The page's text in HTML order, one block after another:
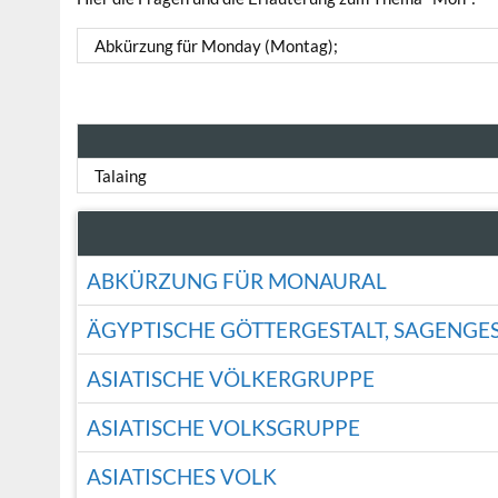
Abkürzung für Monday (Montag);
Talaing
ABKÜRZUNG FÜR MONAURAL
ÄGYPTISCHE GÖTTERGESTALT,
ASIATISCHE VÖLKERGRUPPE
ASIATISCHE VOLKSGRUPPE
ASIATISCHES VOLK